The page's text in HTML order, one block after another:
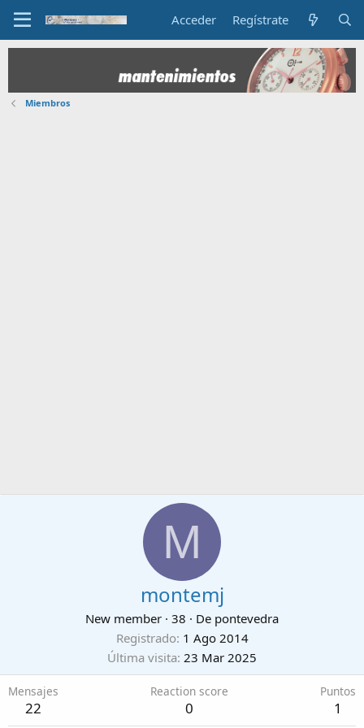
Acceder Regístrate
Miembros
M
montemj
New member · 38 · De pontevedra
Registrado 1 Ago 2014
Última visita 23 Mar 2025
Mensajes
22
Reaction score
0
Puntos
1